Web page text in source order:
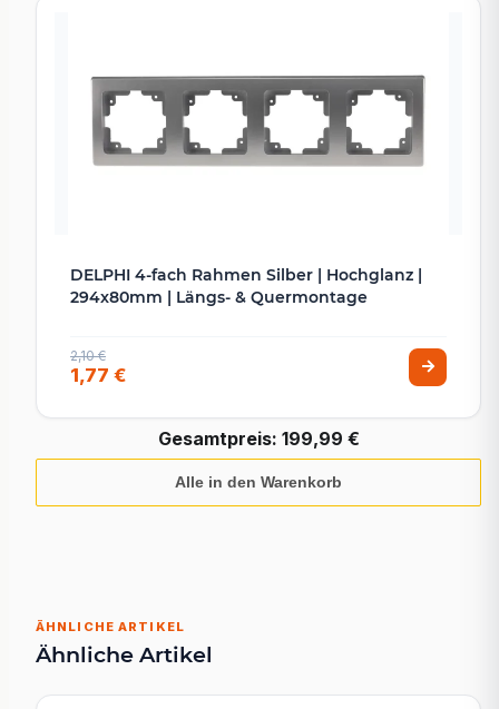
DELPHI 4-fach Rahmen Silber | Hochglanz |
294x80mm | Längs- & Quermontage
2,10 €
1,77 €
Gesamtpreis: 199,99 €
Alle in den Warenkorb
ÄHNLICHE ARTIKEL
Ähnliche Artikel